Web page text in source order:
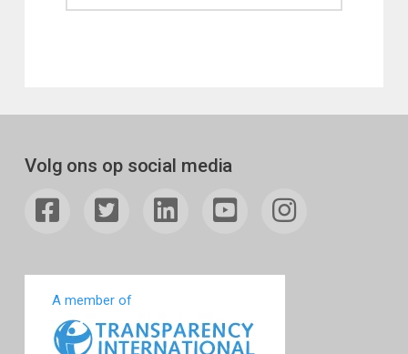
Volg ons op social media
A member of